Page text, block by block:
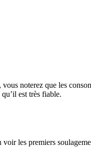
noterez que les
est très fiable.
les premiers